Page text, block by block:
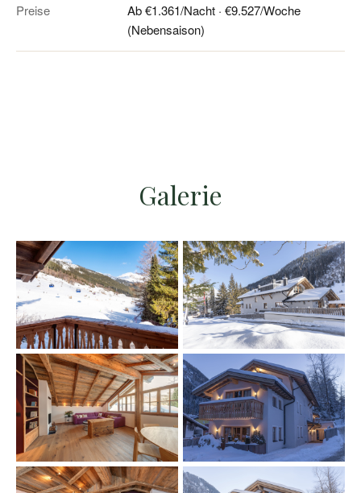
Preise
Ab €1.361/Nacht · €9.527/Woche
(Nebensaison)
Galerie